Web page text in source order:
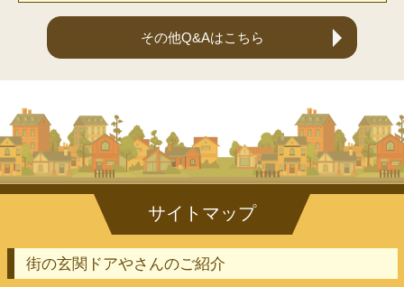
その他Q&Aはこちら
街の玄関ドアやさんのご紹介